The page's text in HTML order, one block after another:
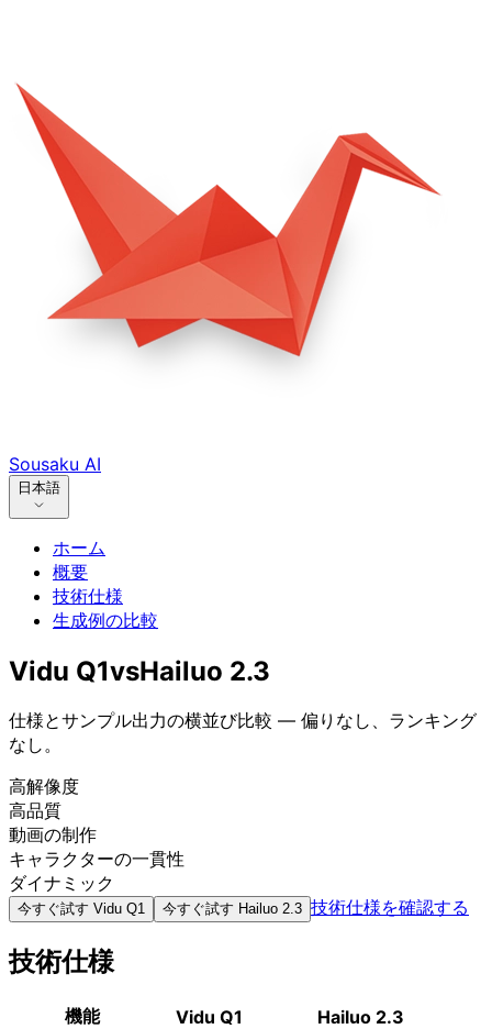
Sousaku AI
日本語
ホーム
概要
技術仕様
生成例の比較
Vidu Q1vsHailuo 2.3
仕様とサンプル出力の横並び比較 — 偏りなし、ランキング
なし。
高解像度
高品質
動画の制作
キャラクターの一貫性
ダイナミック
今すぐ試す Vidu Q1 今すぐ試す Hailuo 2.3 技術仕様を確認する
技術仕様
機能 Vidu Q1
Hailuo 2.3